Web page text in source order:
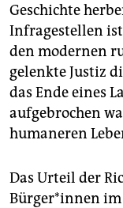
Geschichte
Infragestellen
den modernen
gelenkte Justiz
das Ende eines
aufgebrochen
humaneren
Das Urteil der
Bür­ge­r*in­nen im